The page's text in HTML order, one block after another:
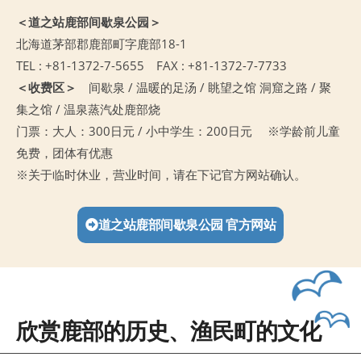
＜道之站鹿部间歇泉公园＞
北海道茅部郡鹿部町字鹿部18-1
TEL : +81-1372-7-5655 FAX : +81-1372-7-7733
＜收费区＞ 间歇泉 / 温暖的足汤 / 眺望之馆 洞窟之路 / 聚
集之馆 / 温泉蒸汽处鹿部烧
门票：大人：300日元 / 小中学生：200日元 ※学龄前儿童
免费，团体有优惠
※关于临时休业，营业时间，请在下记官方网站确认。
道之站鹿部间歇泉公园 官方网站
欣赏鹿部的历史、渔民町的文化